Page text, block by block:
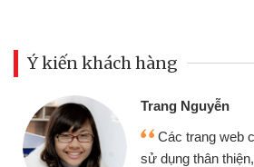
Ý kiến khách hàng
Trang Nguyễn
Các trang web
sử dụng thân